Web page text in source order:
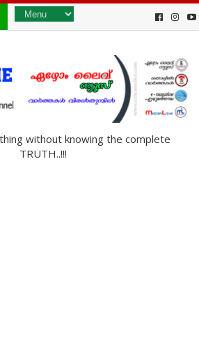
without knowing the complete
TRUTH..!!!